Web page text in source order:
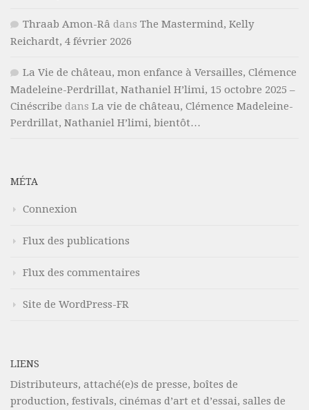
Thraab Amon-Râ dans The Mastermind, Kelly
Reichardt, 4 février 2026
La Vie de château, mon enfance à Versailles, Clémence
Madeleine-Perdrillat, Nathaniel H’limi, 15 octobre 2025 –
Cinéscribe dans La vie de château, Clémence Madeleine-
Perdrillat, Nathaniel H’limi, bientôt…
MÉTA
Connexion
Flux des publications
Flux des commentaires
Site de WordPress-FR
LIENS
Distributeurs, attaché(e)s de presse, boîtes de
production, festivals, cinémas d’art et d’essai, salles de